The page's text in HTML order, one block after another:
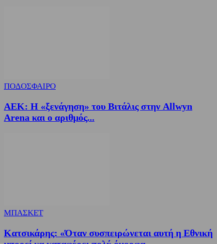
ΠΟΔΟΣΦΑΙΡΟ
ΑΕΚ: Η «ξενάγηση» του Βιτάλις στην Allwyn
Arena και ο αριθμός...
ΜΠΑΣΚΕΤ
Κατσικάρης: «Όταν συσπειρώνεται αυτή η Εθνική